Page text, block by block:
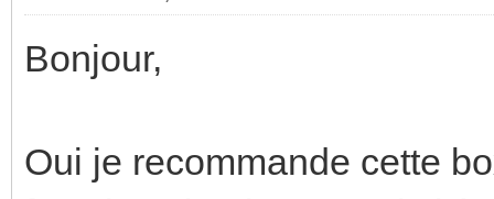
Bonjour,
Oui je recommande cette